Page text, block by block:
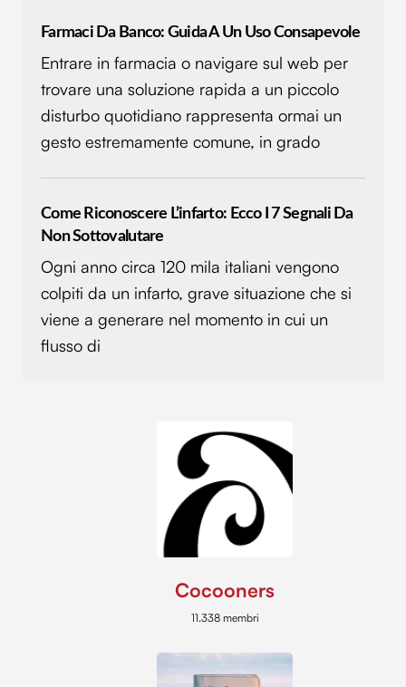
Farmaci Da Banco: Guida A Un Uso Consapevole
Entrare in farmacia o navigare sul web per
trovare una soluzione rapida a un piccolo
disturbo quotidiano rappresenta ormai un
gesto estremamente comune, in grado
Come Riconoscere L’infarto: Ecco I 7 Segnali Da
Non Sottovalutare
Ogni anno circa 120 mila italiani vengono
colpiti da un infarto, grave situazione che si
viene a generare nel momento in cui un
flusso di
Cocooners
11.338 membri